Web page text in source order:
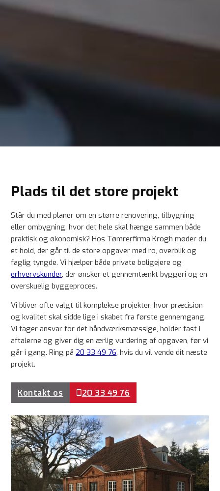
Plads til det store projekt
Står du med planer om en større renovering, tilbygning
eller ombygning, hvor det hele skal hænge sammen både
praktisk og økonomisk? Hos Tømrerfirma Krogh møder du
et hold, der går til de store opgaver med ro, overblik og
faglig tyngde. Vi hjælper både private boligejere og
erhvervskunder, der ønsker et gennemtænkt byggeri og en
overskuelig byggeproces.
Vi bliver ofte valgt til komplekse projekter, hvor præcision
og kvalitet skal sidde lige i skabet fra første gennemgang.
Vi tager ansvar for det håndværksmæssige, holder fast i
aftalerne og giver dig en ærlig vurdering af opgaven, før vi
går i gang. Ring på 20 33 49 76, hvis du vil vende dit næste
projekt.
Kontakt os 20 33 49 76